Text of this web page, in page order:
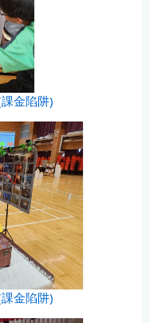
金陷阱)
金陷阱)